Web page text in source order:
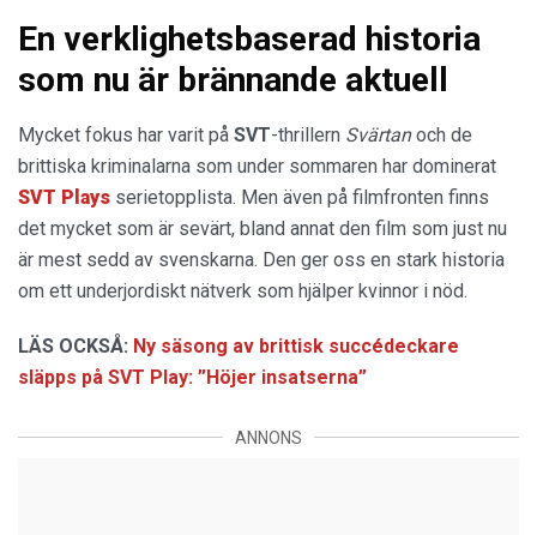
En verklighetsbaserad historia
som nu är brännande aktuell
Mycket fokus har varit på SVT-thrillern Svärtanoch de
brittiska kriminalarna som under sommaren har dominerat
SVT Plays serietopplista. Men även på filmfronten finns
det mycket som är sevärt, bland annat den film som just nu
är mest sedd av svenskarna. Den ger oss en stark historia
om ett underjordiskt nätverk som hjälper kvinnor i nöd.
LÄS OCKSÅ: Ny säsong av brittisk succédeckare
släpps på SVT Play: ”Höjer insatserna”
ANNONS